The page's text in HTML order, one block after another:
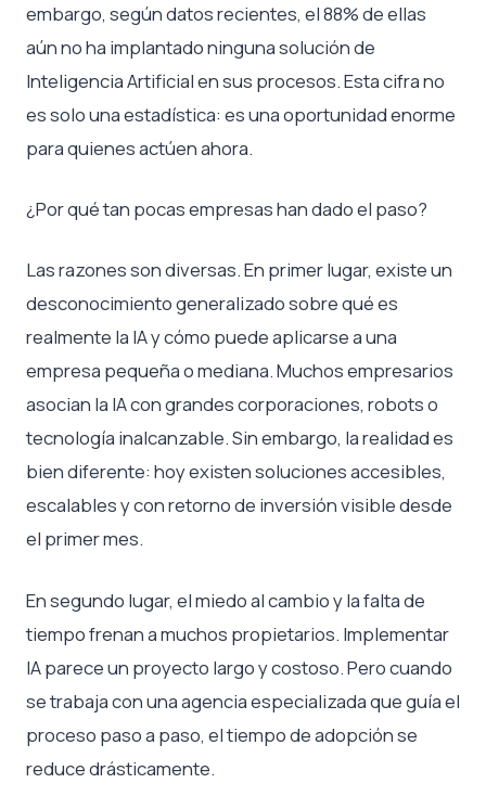
embargo, según datos recientes, el 88% de ellas
aún no ha implantado ninguna solución de
Inteligencia Artificial en sus procesos. Esta cifra no
es solo una estadística: es una oportunidad enorme
para quienes actúen ahora.
¿Por qué tan pocas empresas han dado el paso?
Las razones son diversas. En primer lugar, existe un
desconocimiento generalizado sobre qué es
realmente la IA y cómo puede aplicarse a una
empresa pequeña o mediana. Muchos empresarios
asocian la IA con grandes corporaciones, robots o
tecnología inalcanzable. Sin embargo, la realidad es
bien diferente: hoy existen soluciones accesibles,
escalables y con retorno de inversión visible desde
el primer mes.
En segundo lugar, el miedo al cambio y la falta de
tiempo frenan a muchos propietarios. Implementar
IA parece un proyecto largo y costoso. Pero cuando
se trabaja con una agencia especializada que guía el
proceso paso a paso, el tiempo de adopción se
reduce drásticamente.